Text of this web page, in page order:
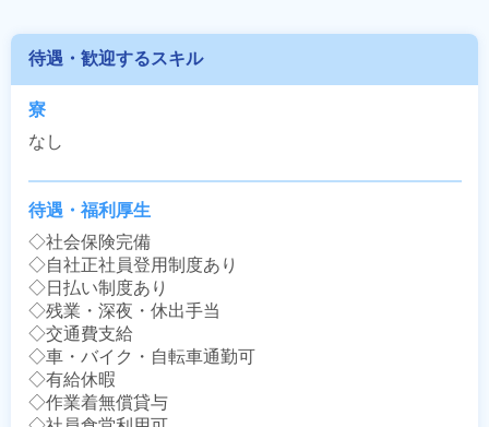
待遇・歓迎するスキル
寮
なし
待遇・福利厚生
◇社会保険完備
◇自社正社員登用制度あり
◇日払い制度あり
◇残業・深夜・休出手当
◇交通費支給
◇車・バイク・自転車通勤可
◇有給休暇
◇作業着無償貸与